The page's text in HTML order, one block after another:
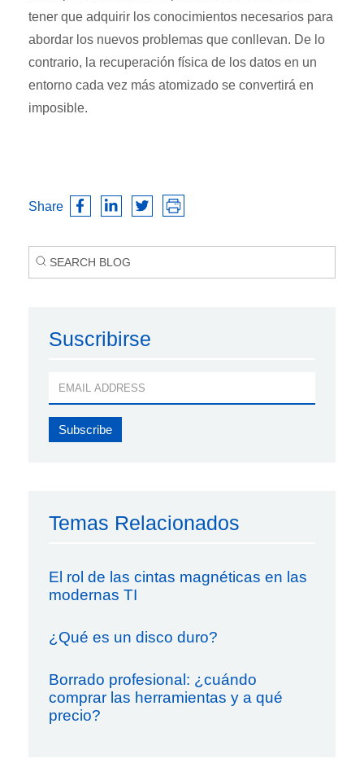
tener que adquirir los conocimientos necesarios para
abordar los nuevos problemas que conllevan. De lo
contrario, la recuperación física de los datos en un
entorno cada vez más atomizado se convertirá en
imposible.
Share
Suscribirse
Temas Relacionados
El rol de las cintas magnéticas en las
modernas TI
¿Qué es un disco duro?
Borrado profesional: ¿cuándo
comprar las herramientas y a qué
precio?